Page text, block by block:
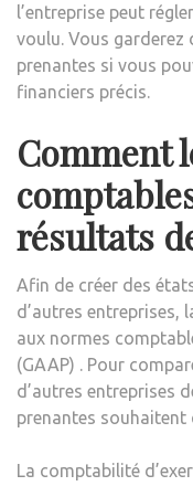
l’entreprise peut
voulu. Vous garderez
prenantes si vous
financiers précis.
Comment
résultats
Afin de créer des
d’autres entreprises,
aux normes
(GAAP) . Pour
d’autres entreprises
prenantes souhaitent
La comptabilité